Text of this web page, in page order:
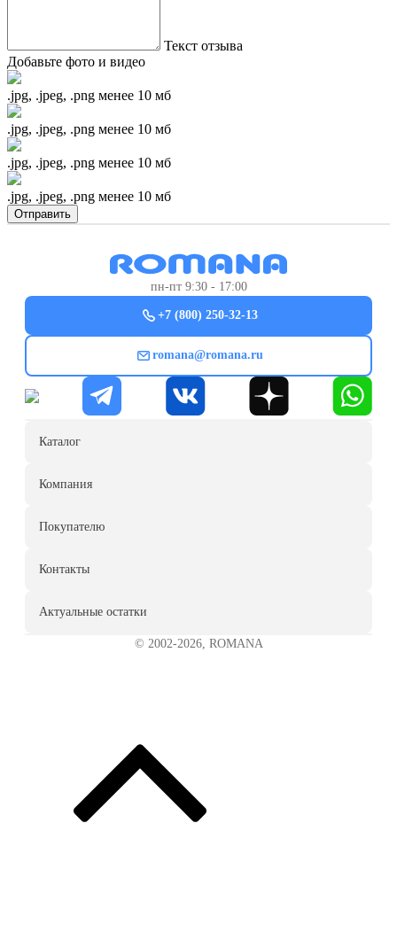
Текст отзыва
Добавьте фото и видео
.jpg, .jpeg, .png менее 10 мб
.jpg, .jpeg, .png менее 10 мб
.jpg, .jpeg, .png менее 10 мб
.jpg, .jpeg, .png менее 10 мб
Отправить
пн-пт 9:30 - 17:00
+7 (800) 250-32-13
romana@romana.ru
Каталог
Компания
Покупателю
Контакты
Актуальные остатки
© 2002-2026, ROMANA